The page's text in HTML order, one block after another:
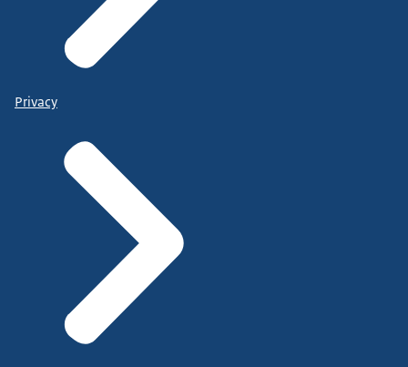
Privacy